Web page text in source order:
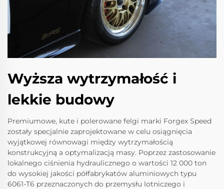
Wyższa wytrzymałość i
lekkie budowy
Premiumowe, kute i polerowane felgi marki Forgex Speed
zostały specjalnie zaprojektowane w celu osiągnięcia
wyjątkowej równowagi między wytrzymałością
konstrukcyjną a optymalizacją masy. Poprzez zastosowanie
lokalnego ciśnienia hydraulicznego o wartości 12 000 ton
do wysokiej jakości półfabrykatów aluminiowych typu
6061-T6 przeznaczonych do przemysłu lotniczego i